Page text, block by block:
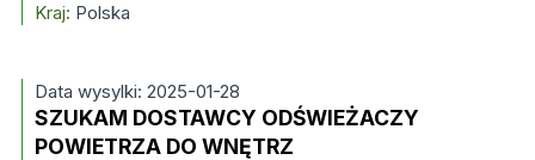
Kraj: Polska
Data wysylki: 2025-01-28
SZUKAM DOSTAWCY ODŚWIEŻACZY
POWIETRZA DO WNĘTRZ